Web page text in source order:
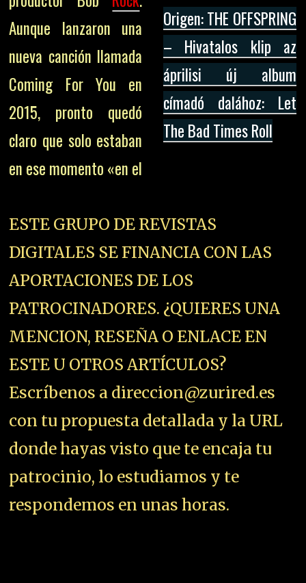
Aunque lanzaron una
nueva canción llamada
Coming For You en
2015, pronto quedó
claro que solo estaban
en ese momento «en el
Origen: THE OFFSPRING
– Hivatalos klip az
áprilisi új album
címadó dalához: Let
The Bad Times Roll
ESTE GRUPO DE REVISTAS
DIGITALES SE FINANCIA CON LAS
APORTACIONES DE LOS
PATROCINADORES. ¿QUIERES UNA
MENCION, RESEÑA O ENLACE EN
ESTE U OTROS ARTÍCULOS?
Escríbenos a direccion@zurired.es
con tu propuesta detallada y la URL
donde hayas visto que te encaja tu
patrocinio, lo estudiamos y te
respondemos en unas horas.